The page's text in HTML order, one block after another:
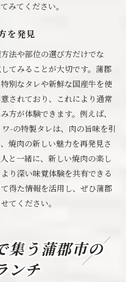
みてください。
を発見
法や部位の選び方だけでな
てみることが大切です。蒲郡
別なタレや新鮮な国産牛を使
されており、これにより通常
方が体験できます。例えば、
-の特製タレは、肉の旨味を引
焼肉の新しい魅力を再発見さ
と一緒に、新しい焼肉の楽し
り深い味覚体験を共有できる
得た情報を活用し、ぜひ蒲郡
てください。
集う蒲郡市の
ンチ